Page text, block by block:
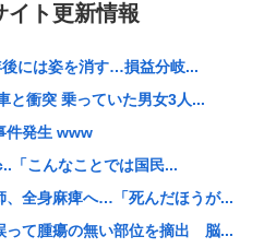
イト更新情報
には姿を消す…損益分岐...
と衝突 乗っていた男女3人...
件発生 www
「こんなことでは国民...
、全身麻痺へ…「死んだほうが...
って腫瘍の無い部位を摘出 脳...